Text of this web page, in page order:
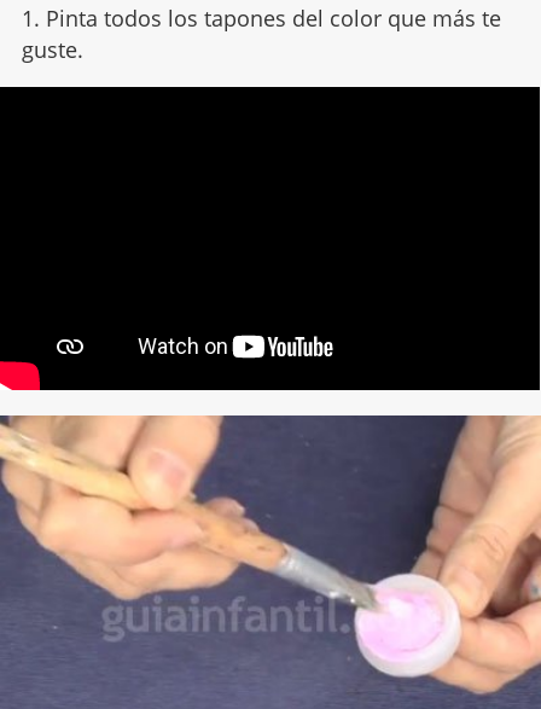
1. Pinta todos los tapones del color que más te
guste.